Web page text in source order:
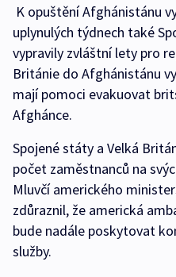
K opuštění Afghánistánu
uplynulých týdnech také
vypravily zvláštní lety pro
Británie do Afghánistánu
mají pomoci evakuovat
Afghánce.
Spojené státy a Velká
počet zaměstnanců na
Mluvčí amerického
zdůraznil, že americká
bude nadále poskytovat
služby.